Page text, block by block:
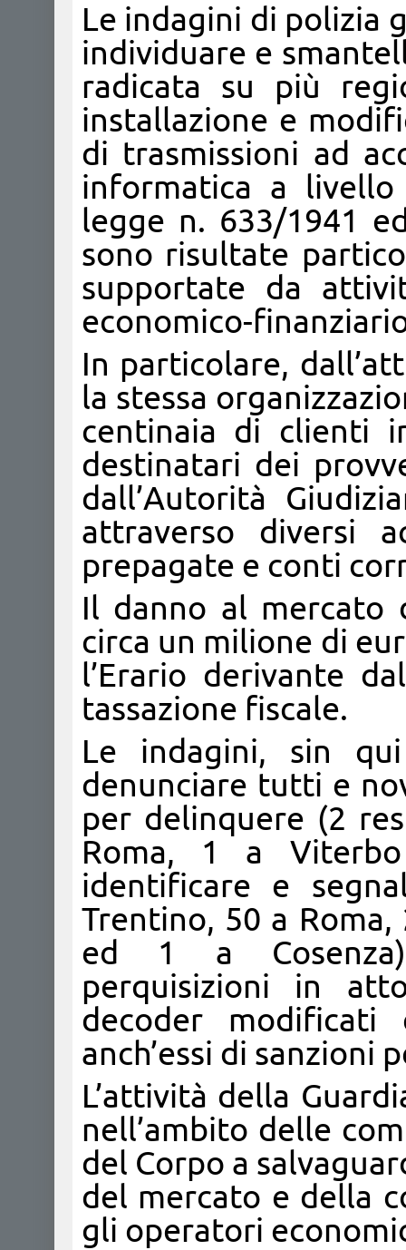
Le indagini di polizia
individuare e
radicata su più
installazione e
di trasmissioni ad
informatica a
legge n. 633/1941
sono risultate
supportate da
economico-
In particolare,
la stessa
centinaia di clienti
destinatari dei
dall’Autorità
attraverso diversi
prepagate e conti
Il danno al mercato
circa un milione di
l’Erario derivante
tassazione fiscale.
Le indagini, sin
denunciare tutti e
per delinquere (2
Roma, 1 a
identificare e
Trentino, 50 a Roma,
ed 1 a
perquisizioni in
decoder modificati
anch’essi di sanzioni
L’attività della
nell’ambito delle
del Corpo a
del mercato e della
gli operatori